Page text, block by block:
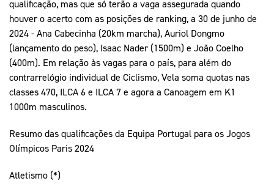
qualificação, mas que só terão a vaga assegurada quando
houver o acerto com as posições de ranking, a 30 de junho de
2024 - Ana Cabecinha (20km marcha), Auriol Dongmo
(lançamento do peso), Isaac Nader (1500m) e João Coelho
(400m). Em relação às vagas para o país, para além do
contrarrelógio individual de Ciclismo, Vela soma quotas nas
classes 470, ILCA 6 e ILCA 7 e agora a Canoagem em K1
1000m masculinos.
Resumo das qualificações da Equipa Portugal para os Jogos
Olímpicos Paris 2024
Atletismo (*)